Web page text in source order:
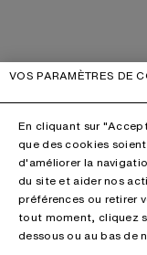
VOS PARAMÈTRES DE
En cliquant sur
que des cookies
d'améliorer la
du site et aider nos
préférences ou retirer
tout moment, cliquez
dessous ou au bas de